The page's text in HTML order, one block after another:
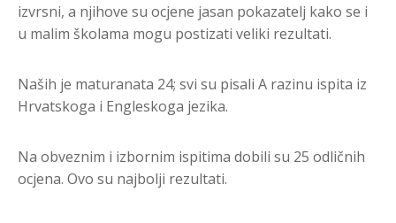
izvrsni, a njihove su ocjene jasan pokazatelj kako se i
u malim školama mogu postizati veliki rezultati.
Naših je maturanata 24; svi su pisali A razinu ispita iz
Hrvatskoga i Engleskoga jezika.
Na obveznim i izbornim ispitima dobili su 25 odličnih
ocjena. Ovo su najbolji rezultati.